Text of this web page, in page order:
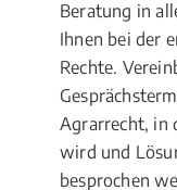
Beratung in
Ihnen bei der
Rechte.
Agrarrecht, in
wird und
besprochen